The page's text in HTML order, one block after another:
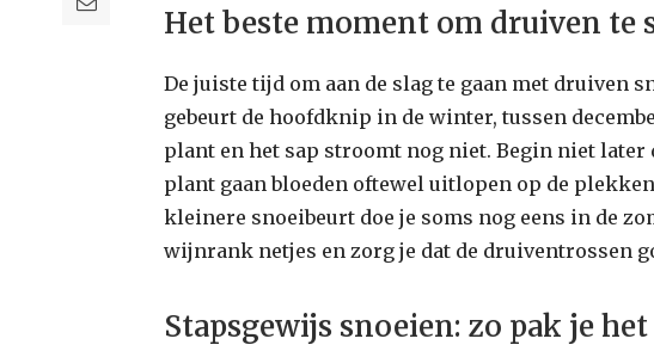
Het beste moment om druiven te
De juiste tijd om aan de slag te gaan met druiven
gebeurt de hoofdknip in de winter, tussen
plant en het sap stroomt nog niet. Begin niet later
plant gaan bloeden oftewel uitlopen op de
kleinere snoeibeurt doe je soms nog eens in de
wijnrank netjes en zorg je dat de druiventrossen
Stapsgewijs snoeien: zo pak je het